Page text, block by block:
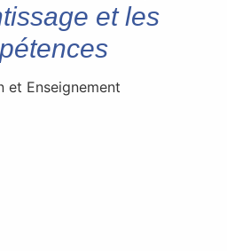
et les
et Enseignement